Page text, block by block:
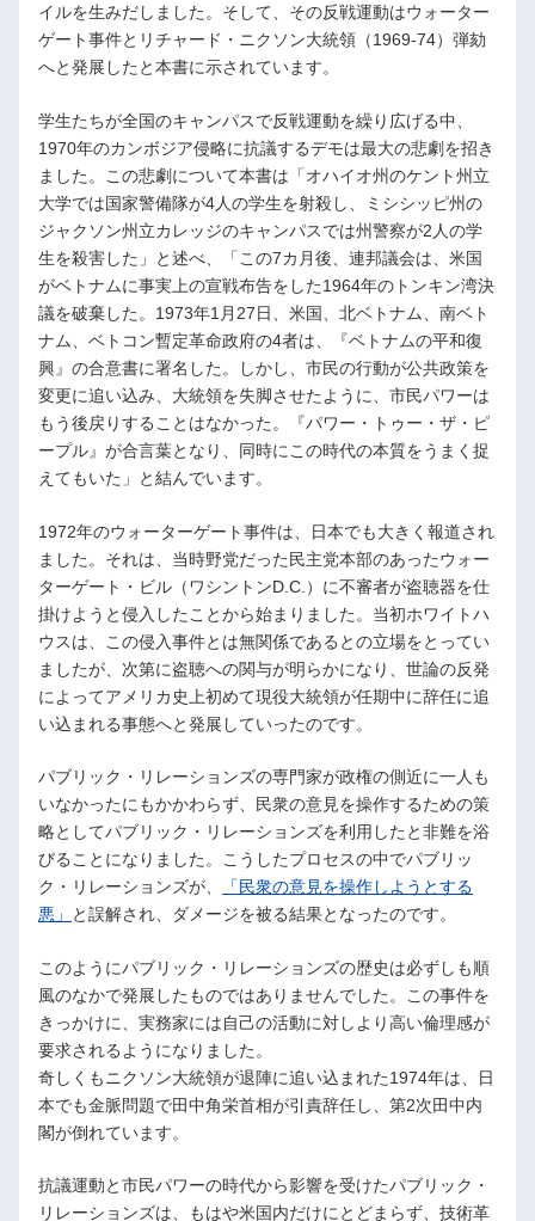
イルを生みだしました。そして、その反戦運動はウォーター
ゲート事件とリチャード・ニクソン大統領（1969-74）弾劾
へと発展したと本書に示されています。
学生たちが全国のキャンパスで反戦運動を繰り広げる中、
1970年のカンボジア侵略に抗議するデモは最大の悲劇を招き
ました。この悲劇について本書は「オハイオ州のケント州立
大学では国家警備隊が4人の学生を射殺し、ミシシッピ州の
ジャクソン州立カレッジのキャンパスでは州警察が2人の学
生を殺害した」と述べ、「この7カ月後、連邦議会は、米国
がベトナムに事実上の宣戦布告をした1964年のトンキン湾決
議を破棄した。1973年1月27日、米国、北ベトナム、南ベト
ナム、ベトコン暫定革命政府の4者は、『ベトナムの平和復
興』の合意書に署名した。しかし、市民の行動が公共政策を
変更に追い込み、大統領を失脚させたように、市民パワーは
もう後戻りすることはなかった。『パワー・トゥー・ザ・ピ
ープル』が合言葉となり、同時にこの時代の本質をうまく捉
えてもいた」と結んでいます。
1972年のウォーターゲート事件は、日本でも大きく報道され
ました。それは、当時野党だった民主党本部のあったウォー
ターゲート・ビル（ワシントンD.C.）に不審者が盗聴器を仕
掛けようと侵入したことから始まりました。当初ホワイトハ
ウスは、この侵入事件とは無関係であるとの立場をとってい
ましたが、次第に盗聴への関与が明らかになり、世論の反発
によってアメリカ史上初めて現役大統領が任期中に辞任に追
い込まれる事態へと発展していったのです。
パブリック・リレーションズの専門家が政権の側近に一人も
いなかったにもかかわらず、民衆の意見を操作するための策
略としてパブリック・リレーションズを利用したと非難を浴
びることになりました。こうしたプロセスの中でパブリッ
ク・リレーションズが、
「民衆の意見を操作しようとする
悪」
と誤解され、ダメージを被る結果となったのです。
このようにパブリック・リレーションズの歴史は必ずしも順
風のなかで発展したものではありませんでした。この事件を
きっかけに、実務家には自己の活動に対しより高い倫理感が
要求されるようになりました。
奇しくもニクソン大統領が退陣に追い込まれた1974年は、日
本でも金脈問題で田中角栄首相が引責辞任し、第2次田中内
閣が倒れています。
抗議運動と市民パワーの時代から影響を受けたパブリック・
リレーションズは、もはや米国内だけにとどまらず、技術革